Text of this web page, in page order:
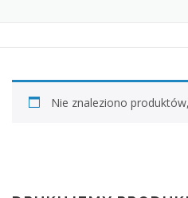
Nie znaleziono